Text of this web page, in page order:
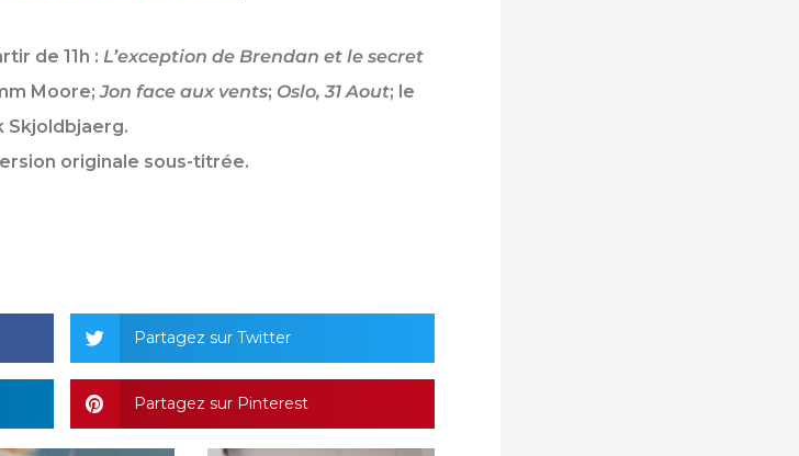
de 11h : L’exception de Brendan et le secret
Moore;Jon face aux vents; Oslo, 31 Aout; le
Skjoldbjaerg.
originale sous-titrée.
Partagez sur Twitter
Partagez sur Pinterest